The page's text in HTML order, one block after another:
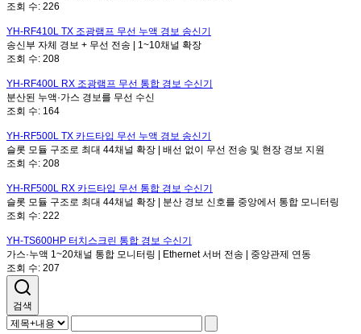
조회 수: 226
YH-RF410L TX 조광램프 무선 누액 경보 송신기
송신부 자체 경보 + 무선 전송 | 1~10채널 확장
조회 수: 208
YH-RF400L RX 조광램프 무선 통합 경보 수신기
분산된 누액·가스 경보를 무선 수신
조회 수: 164
YH-RF500L TX 카드타입 무선 누액 경보 송신기
슬롯 모듈 구조로 최대 44채널 확장 | 배선 없이 무선 전송 및 현장 경보 지원
조회 수: 208
YH-RF500L RX 카드타입 무선 통합 경보 수신기
슬롯 모듈 구조로 최대 44채널 확장 | 분산 경보 신호를 중앙에서 통합 모니터링
조회 수: 222
YH-TS600HP 터치스크린 통합 경보 수신기
가스·누액 1~20채널 통합 모니터링 | Ethernet 서버 전송 | 중앙관제 연동
조회 수: 207
검색